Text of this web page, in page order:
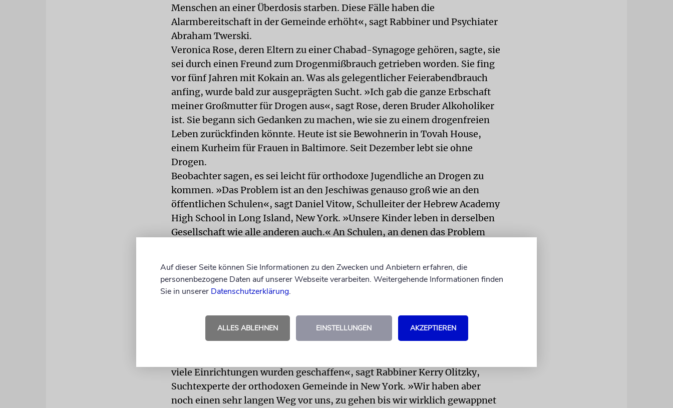
Menschen an einer Überdosis starben. Diese Fälle haben die
Alarmbereitschaft in der Gemeinde erhöht«, sagt Rabbiner und Psychiater
Abraham Twerski.
Veronica Rose, deren Eltern zu einer Chabad-Synagoge gehören, sagte, sie
sei durch einen Freund zum Drogenmißbrauch getrieben worden. Sie fing
vor fünf Jahren mit Kokain an. Was als gelegentlicher Feierabendbrauch
anfing, wurde bald zur ausgeprägten Sucht. »Ich gab die ganze Erbschaft
meiner Großmutter für Drogen aus«, sagt Rose, deren Bruder Alkoholiker
ist. Sie begann sich Gedanken zu machen, wie sie zu einem drogenfreien
Leben zurückfinden könnte. Heute ist sie Bewohnerin in Tovah House,
einem Kurheim für Frauen in Baltimore. Seit Dezember lebt sie ohne
Drogen.
Beobachter sagen, es sei leicht für orthodoxe Jugendliche an Drogen zu
kommen. »Das Problem ist an den Jeschiwas genauso groß wie an den
öffentlichen Schulen«, sagt Daniel Vitow, Schulleiter der Hebrew Academy
High School in Long Island, New York. »Unsere Kinder leben in derselben
Gesellschaft wie alle anderen auch.« An Schulen, an denen das Problem
Orthodoxe Suchtkranke erhalten aber oft keine Behandlung. Bis vor
kurzem seien die Mitglieder der orthodoxen Gemeinde durchschnittlich
Zahlen über Süchtige in orthodoxen Gemeinden sind schwer zu erhalten.
Aber Einzelfallberichte deuten darauf hin, daß die Zahl von alkohol- und
drogenabhänigigen Juden drastisch wächst.
viele Einrichtungen wurden geschaffen«, sagt Rabbiner Kerry Olitzky,
Suchtexperte der orthodoxen Gemeinde in New York. »Wir haben aber
noch einen sehr langen Weg vor uns, zu gehen bis wir wirklich gewappnet
Auf dieser Seite können Sie Informationen zu den Zwecken und Anbietern erfahren, die
personenbezogene Daten auf unserer Webseite verarbeiten. Weitergehende Informationen finden
Sie in unserer Datenschutzerklärung.
ALLES ABLEHNEN EINSTELLUNGEN AKZEPTIEREN